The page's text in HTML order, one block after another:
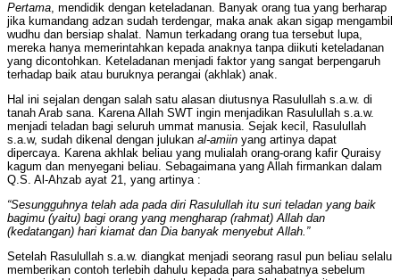
Pertama, mendidik dengan keteladanan. Banyak orang tua yang berharap
jika kumandang adzan sudah terdengar, maka anak akan sigap mengambil
wudhu dan bersiap shalat. Namun terkadang orang tua tersebut lupa,
mereka hanya memerintahkan kepada anaknya tanpa diikuti keteladanan
yang dicontohkan. Keteladanan menjadi faktor yang sangat berpengaruh
terhadap baik atau buruknya perangai (akhlak) anak.
Hal ini sejalan dengan salah satu alasan diutusnya Rasulullah s.a.w. di
tanah Arab sana. Karena Allah SWT ingin menjadikan Rasulullah s.a.w.
menjadi teladan bagi seluruh ummat manusia. Sejak kecil, Rasulullah
s.a.w, sudah dikenal dengan julukan al-amiin yang artinya dapat
dipercaya. Karena akhlak beliau yang mulialah orang-orang kafir Quraisy
kagum dan menyegani beliau. Sebagaimana yang Allah firmankan dalam
Q.S. Al-Ahzab ayat 21, yang artinya :
“Sesungguhnya telah ada pada diri Rasulullah itu suri teladan yang baik
bagimu (yaitu) bagi orang yang mengharap (rahmat) Allah dan
(kedatangan) hari kiamat dan Dia banyak menyebut Allah.”
Setelah Rasulullah s.a.w. diangkat menjadi seorang rasul pun beliau selalu
memberikan contoh terlebih dahulu kepada para sahabatnya sebelum